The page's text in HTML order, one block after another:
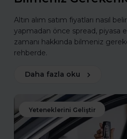
Altın alım satım fiyatları nasıl
yapmadan önce spread, piyasa
zamanı hakkında bilmeniz
rehberde.
Daha fazla oku
Yeteneklerini Geliştir